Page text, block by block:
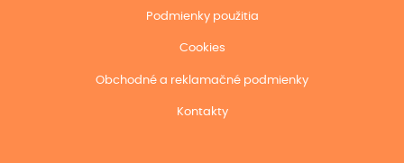
Podmienky použitia
Cookies
Obchodné a reklamačné podmienky
Kontakty